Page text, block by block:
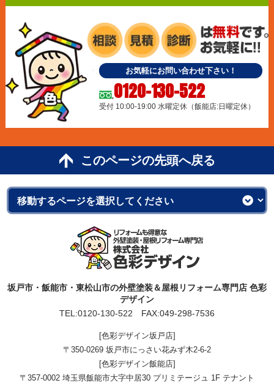
お気軽にお問い合わせ下さい！
0120-130-522
受付 10:00-19:00 水曜定休（飯能店:日曜定休）
このページの先頭へ戻る
坂戸市・飯能市・東松山市の外壁塗装＆屋根リフォーム専門店 色彩
デザイン
TEL:0120-130-522 FAX:049-298-7536
[色彩デザイン坂戸店]
〒350-0269 坂戸市にっさい花みず木2-6-2
[色彩デザイン飯能店]
〒357-0002 埼玉県飯能市大字中居30 プリミテージュ 1F テナント